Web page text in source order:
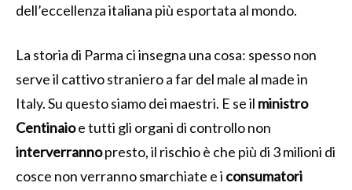
dell’eccellenza italiana più esportata al mondo.
La storia di Parma ci insegna una cosa: spesso non
serve il cattivo straniero a far del male al made in
Italy. Su questo siamo dei maestri. E se il ministro
Centinaioe tutti gli organi di controllo non
interverrannopresto, il rischio è che più di 3 milioni di
cosce non verranno smarchiate e i consumatori